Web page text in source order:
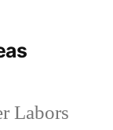
Labors